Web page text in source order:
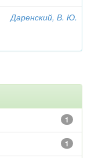
Даренский, В. Ю.
1
1